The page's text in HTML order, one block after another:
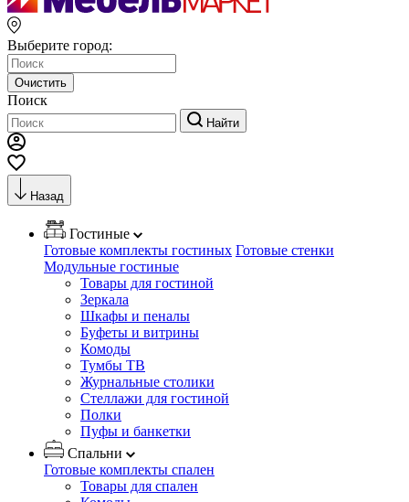
Выберите город:
Очистить
Поиск
Найти
Назад
Гостиные
Готовые комплекты гостиных Готовые стенки
Модульные гостиные
Товары для гостиной
Зеркала
Шкафы и пеналы
Буфеты и витрины
Комоды
Тумбы ТВ
Журнальные столики
Стеллажи для гостиной
Полки
Пуфы и банкетки
Спальни
Готовые комплекты спален
Товары для спален